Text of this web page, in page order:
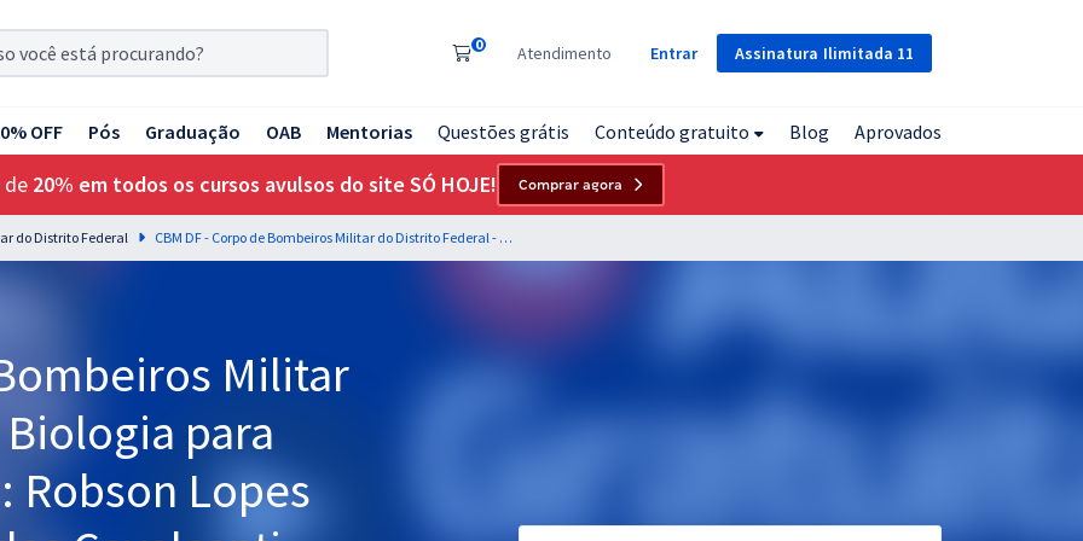
Assinatura Ilimitada 11
0 Atendimento Entrar
OFF Pós Graduação OAB Mentorias Questões grátis Conteúdo gratuito Blog Aprovados
de 20% em todos os cursos avulsos do site SÓ HOJE! Comprar agora
do Distrito Federal CBM DF - Corpo de Bombeiros Militar do Distrito Federal - Biologia para Soldado - Professor: Robson Lopes (videoaulas) & Douglas Cavalcanti (PDFs)
Militar
para
Robson Lopes